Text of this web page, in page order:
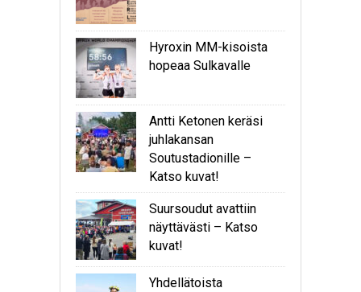
Hyroxin MM-kisoista
hopeaa Sulkavalle
Antti Ketonen keräsi
juhlakansan
Soutustadionille –
Katso kuvat!
Suursoudut avattiin
näyttävästi – Katso
kuvat!
Yhdellätoista